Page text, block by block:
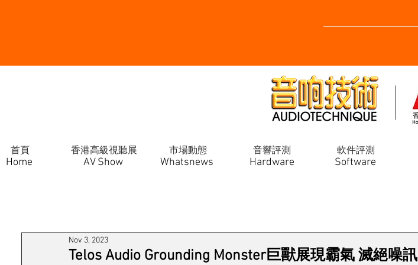
Home
首頁 香港高級視聽展 市場動態 音響評測 軟件評測
AV Show Whatsnews Hardware Software
Telos Audio Grounding Monster巨獸展現霸氣 滅絕噪訊
Nov 3, 2023